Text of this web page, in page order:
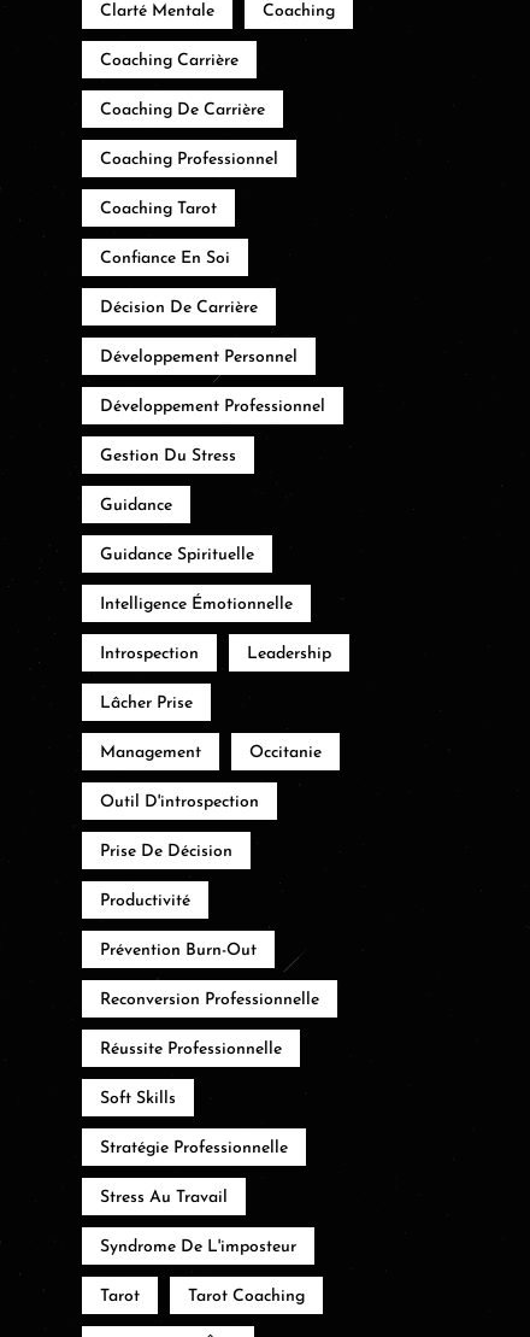
Clarté Mentale Coaching
Coaching Carrière
Coaching De Carrière
Coaching Professionnel
Coaching Tarot
Confiance En Soi
Décision De Carrière
Développement Personnel
Développement Professionnel
Gestion Du Stress
Guidance
Guidance Spirituelle
Intelligence Émotionnelle
Introspection Leadership
Lâcher Prise
Management Occitanie
Outil D'introspection
Prise De Décision
Productivité
Prévention Burn-Out
Reconversion Professionnelle
Réussite Professionnelle
Soft Skills
Stratégie Professionnelle
Stress Au Travail
Syndrome De L'imposteur
Tarot Tarot Coaching